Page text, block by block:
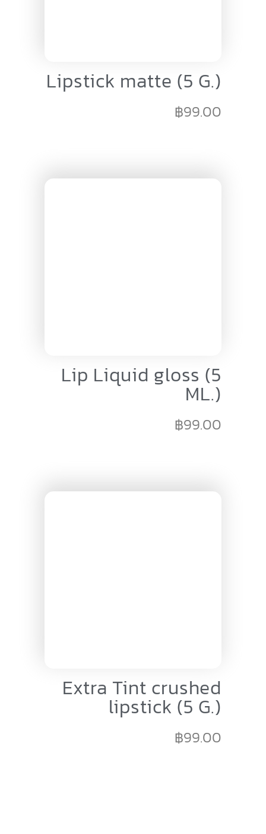
Lipstick matte (5 G.)
฿99.00
Lip Liquid gloss (5
ML.)
฿99.00
Extra Tint crushed
lipstick (5 G.)
฿99.00